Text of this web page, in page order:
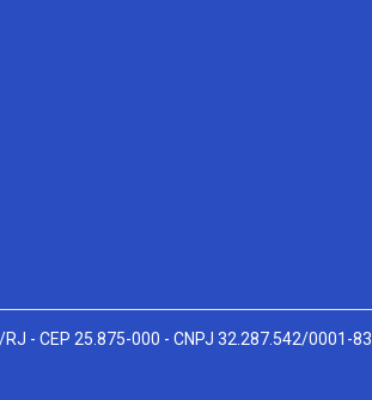
- CEP 25.875-000 - CNPJ 32.287.542/0001-83